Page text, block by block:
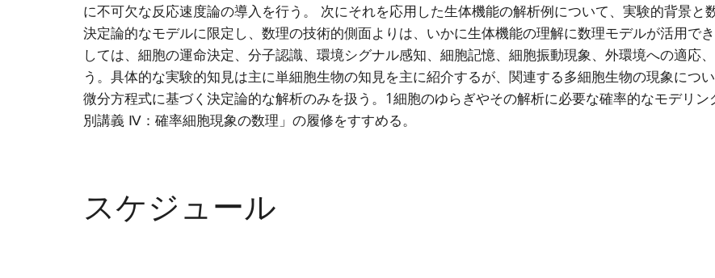
に不可欠な反応速度論の導入を行う。 次にそれを応用した生体機能の解析例について、実験的背景
決定論的なモデルに限定し、数理の技術的側面よりは、いかに生体機能の理解に数理モデルが活用で
しては、細胞の運命決定、分子認識、環境シグナル感知、細胞記憶、細胞振動現象、外環境への適応
う。具体的な実験的知見は主に単細胞生物の知見を主に紹介するが、関連する多細胞生物の現象につ
微分方程式に基づく決定論的な解析のみを扱う。1細胞のゆらぎやその解析に必要な確率的なモデリ
別講義 Ⅳ：確率細胞現象の数理」の履修をすすめる。
スケジュール